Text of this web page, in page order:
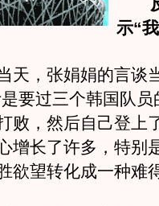
示“
，张娟娟的言谈
要过三个韩国队
败，然后自己登上
增长了许多，特别
欲望转化成一种难